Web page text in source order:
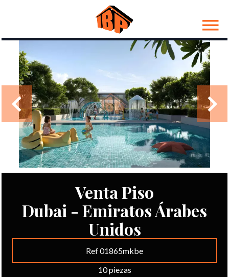
Venta Piso
Dubai - Emiratos Árabes
Unidos
Ref 01865mkbe
10 piezas